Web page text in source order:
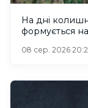
На дні
формується
08 сер. 2026